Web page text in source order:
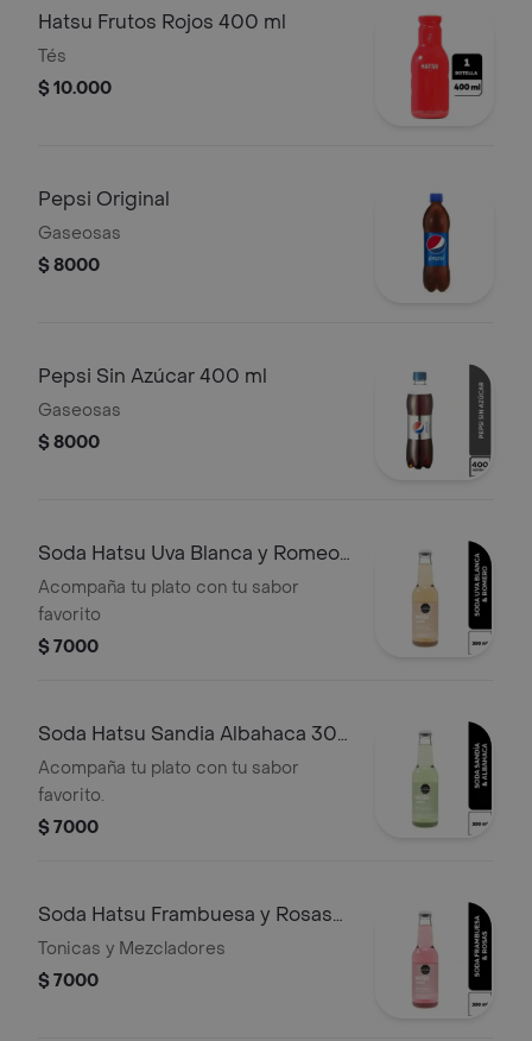
Hatsu Frutos Rojos 400 ml
Tés
$ 10.000
Pepsi Original
Gaseosas
$ 8000
Pepsi Sin Azúcar 400 ml
Gaseosas
$ 8000
Soda Hatsu Uva Blanca y Romeo
300 ml
Acompaña tu plato con tu sabor
favorito
$ 7000
Soda Hatsu Sandia Albahaca 300
ml
Acompaña tu plato con tu sabor
favorito.
$ 7000
Soda Hatsu Frambuesa y Rosas
300 ml
Tonicas y Mezcladores
$ 7000